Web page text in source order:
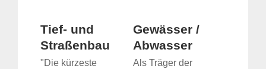
Tief- und
Straßenbau
"Die kürzeste
Gewässer /
Abwasser
Als Träger der